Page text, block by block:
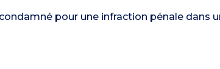
pour une infraction pénale dans